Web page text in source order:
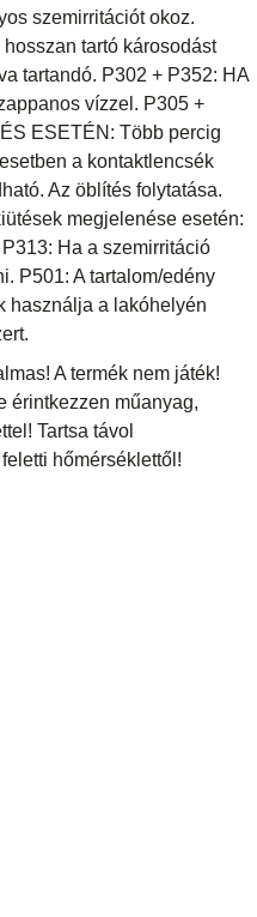
szemirritációt okoz.
tartó károsodást
tartandó. P302 + P352: HA
vízzel. P305 +
ESETÉN: Több percig
a kontaktlencsék
Az öblítés folytatása.
megjelenése esetén:
Ha a szemirritáció
P501: A tartalom/edény
használja a lakóhelyén
A termék nem játék!
érintkezzen műanyag,
Tartsa távol
hőmérséklettől!